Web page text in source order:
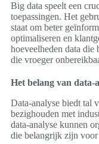
Big data speelt een
toepassingen. Het
staat om beter
optimaliseren en
hoeveelheden data
die vroeger
Het belang van data-
Data-analyse biedt tal
bezighouden met
data-analyse kunnen
die belangrijk zijn